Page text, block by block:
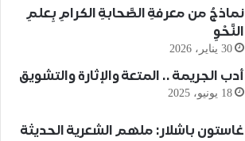
نماذجُ من معرفةِ الصَّحابةِ الكرامِ بِعلمِ
النَّحْوِ
30 يناير، 2026
أدب الجريمة .. المتعة والإثارة والتشويق
18 يونيو، 2025
غاستون باشلار: ملهم الشعرية الحديثة